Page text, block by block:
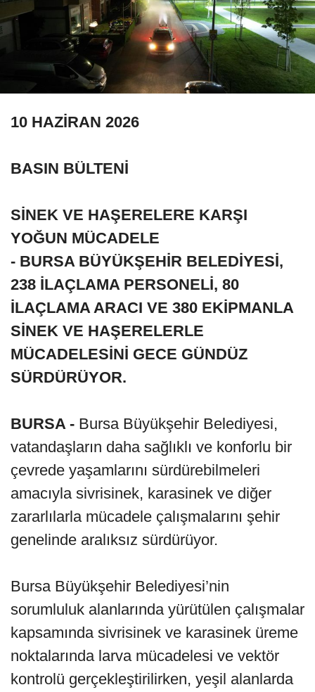
10 HAZİRAN 2026
BASIN BÜLTENİ
SİNEK VE HAŞERELERE KARŞI
YOĞUN MÜCADELE
- BURSA BÜYÜKŞEHİR BELEDİYESİ,
238 İLAÇLAMA PERSONELİ, 80
İLAÇLAMA ARACI VE 380 EKİPMANLA
SİNEK VE HAŞERELERLE
MÜCADELESİNİ GECE GÜNDÜZ
SÜRDÜRÜYOR.
BURSA - Bursa Büyükşehir Belediyesi,
vatandaşların daha sağlıklı ve konforlu bir
çevrede yaşamlarını sürdürebilmeleri
amacıyla sivrisinek, karasinek ve diğer
zararlılarla mücadele çalışmalarını şehir
genelinde aralıksız sürdürüyor.
Bursa Büyükşehir Belediyesi’nin
sorumluluk alanlarında yürütülen çalışmalar
kapsamında sivrisinek ve karasinek üreme
noktalarında larva mücadelesi ve vektör
kontrolü gerçekleştirilirken, yeşil alanlarda